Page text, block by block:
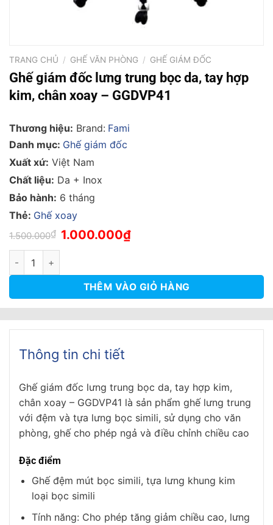
TRANG CHỦ / GHẾ VĂN PHÒNG / GHẾ GIÁM ĐỐC
Ghế giám đốc lưng trung bọc da, tay hợp
kim, chân xoay – GGDVP41
Thương hiệu: Brand: Fami
Danh mục: Ghế giám đốc
Xuất xứ: Việt Nam
Chất liệu: Da + Inox
Bảo hành: 6 tháng
Thẻ: Ghế xoay
1.500.000₫ Giá
gốc
1.000.000₫Giá
hiện
Ghế giám đốc lưng trung bọc da, tay hợp kim, chân xoay -
THÊM VÀO GIỎ HÀNG
Thông tin chi tiết
Ghế giám đốc lưng trung bọc da, tay hợp kim,
chân xoay – GGDVP41 là sản phẩm ghế lưng trung
với đệm và tựa lưng bọc simili, sử dụng cho văn
phòng, ghế cho phép ngả và điều chỉnh chiều cao
Đặc điểm
Ghế đệm mút bọc simili, tựa lưng khung kim
loại bọc simili
Tính năng: Cho phép tăng giảm chiều cao, lưng